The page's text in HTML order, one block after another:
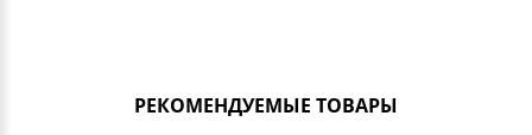
РЕКОМЕНДУЕМЫЕ ТОВАРЫ